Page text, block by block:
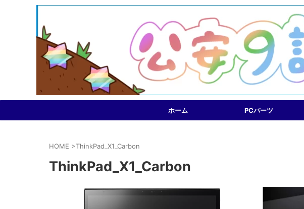
ホーム PCパーツ
HOME >ThinkPad_X1_Carbon
ThinkPad_X1_Carbon